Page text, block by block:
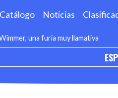
Catálogo Noticias
una furia muy llamativa